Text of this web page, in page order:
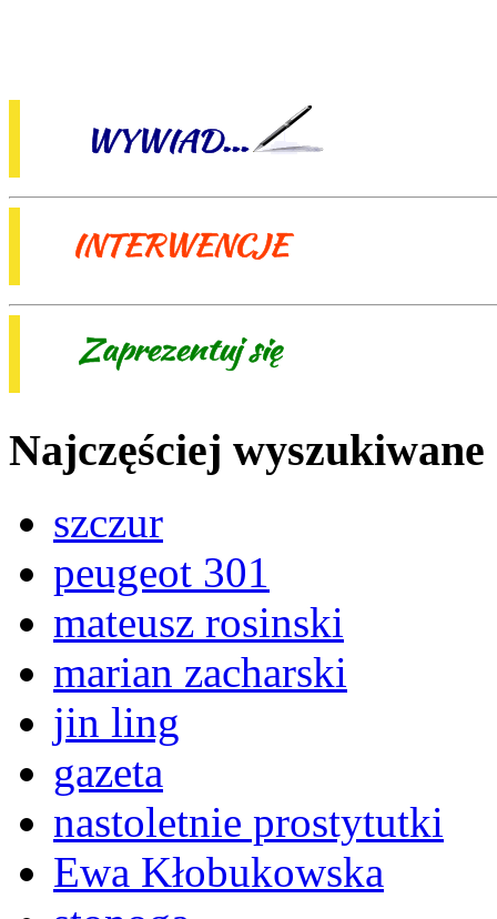
Najczęściej wyszukiwane
szczur
peugeot 301
mateusz rosinski
marian zacharski
jin ling
gazeta
nastoletnie prostytutki
Ewa Kłobukowska